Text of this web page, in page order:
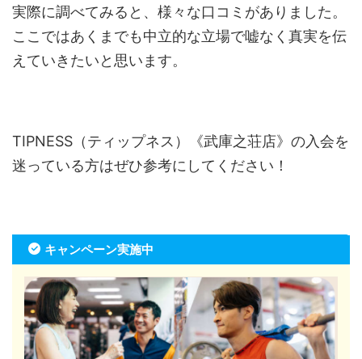
実際に調べてみると、様々な口コミがありました。
ここではあくまでも中立的な立場で嘘なく真実を伝
えていきたいと思います。
TIPNESS（ティップネス）《武庫之荘店》の入会を
迷っている方はぜひ参考にしてください！
キャンペーン実施中